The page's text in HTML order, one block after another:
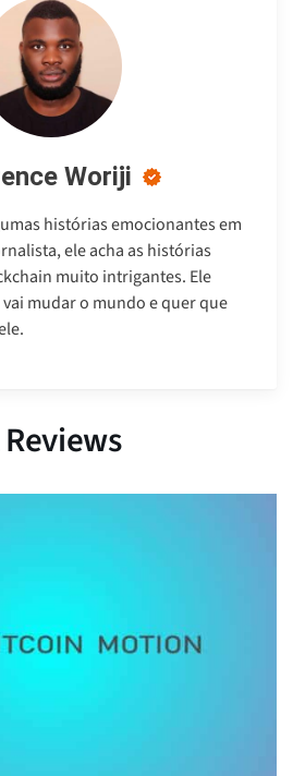
Woriji
histórias emocionantes em
ele acha as histórias
muito intrigantes. Ele
mudar o mundo e quer que